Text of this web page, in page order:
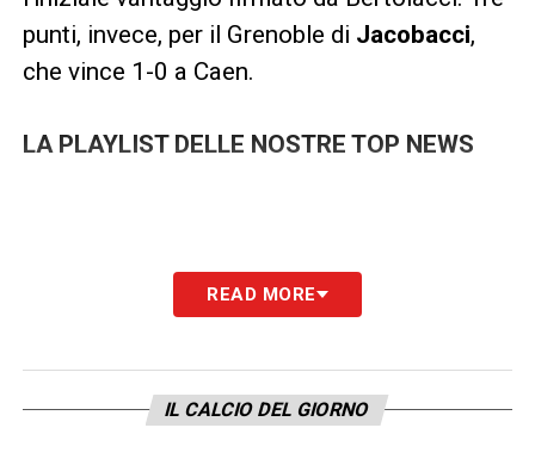
punti, invece, per il Grenoble di Jacobacci,
che vince 1-0 a Caen.
LA PLAYLIST DELLE NOSTRE TOP NEWS
READ MORE
IL CALCIO DEL GIORNO